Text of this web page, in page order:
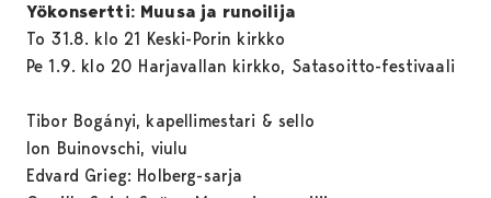
Yökonsertti: Muusa ja runoilija
To 31.8. klo 21 Keski-Porin kirkko
Pe 1.9. klo 20 Harjavallan kirkko, Satasoitto-festivaali
Tibor Bogányi, kapellimestari & sello
Ion Buinovschi, viulu
Edvard Grieg: Holberg-sarja